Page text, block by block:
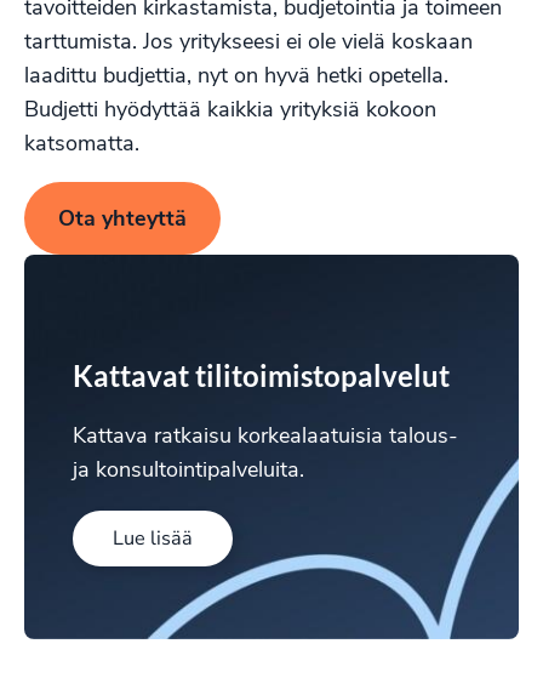
tavoitteiden kirkastamista, budjetointia ja toimeen
tarttumista. Jos yritykseesi ei ole vielä koskaan
laadittu budjettia, nyt on hyvä hetki opetella.
Budjetti hyödyttää kaikkia yrityksiä kokoon
katsomatta.
Ota yhteyttä
Kattavat tilitoimistopalvelut
Kattava ratkaisu korkealaatuisia talous-
ja konsultointipalveluita.
Lue lisää